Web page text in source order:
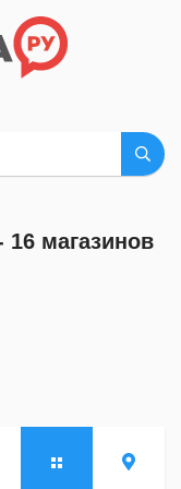
магазинов